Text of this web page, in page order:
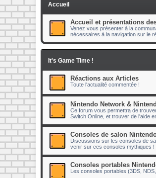
Accueil
Accueil et présentations
Venez vous présenter à la
nécessaires à la navigation sur le
It's Game Time !
Réactions aux Articles
Toute l'actualité commentée !
Nintendo Network &
Ce forum vous permettra de
Switch Online, et trouver de l'aide
Consoles de salon
Discussions sur les consoles de
venir sur ces consoles mythiques !
Consoles portables
Les consoles portables (3DS,